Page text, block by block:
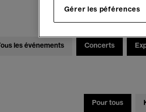
Tous les événements Concerts
Pour tous
Gérer les péférences